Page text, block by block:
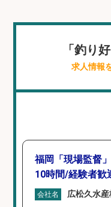
「釣り
求人情報
福岡「現場監督
10時間/経験者歓
会社名 広松久水